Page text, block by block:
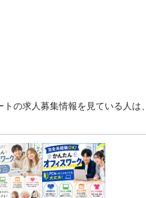
の求人募集情報を見ている人は、